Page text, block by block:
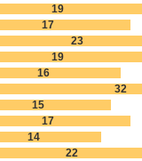
19
17
23
19
16
32
15
17
14
22